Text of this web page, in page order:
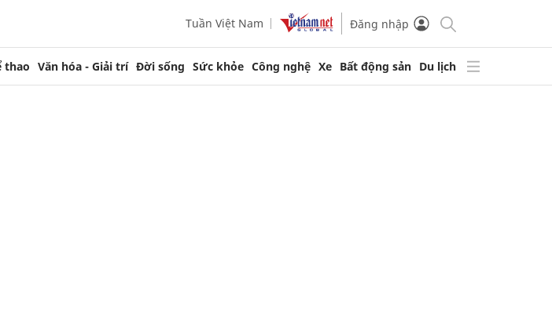
Tuần Việt Nam Đăng nhập
thao Văn hóa - Giải trí Đời sống Sức khỏe Công nghệ Xe Bất động sản Du lịch